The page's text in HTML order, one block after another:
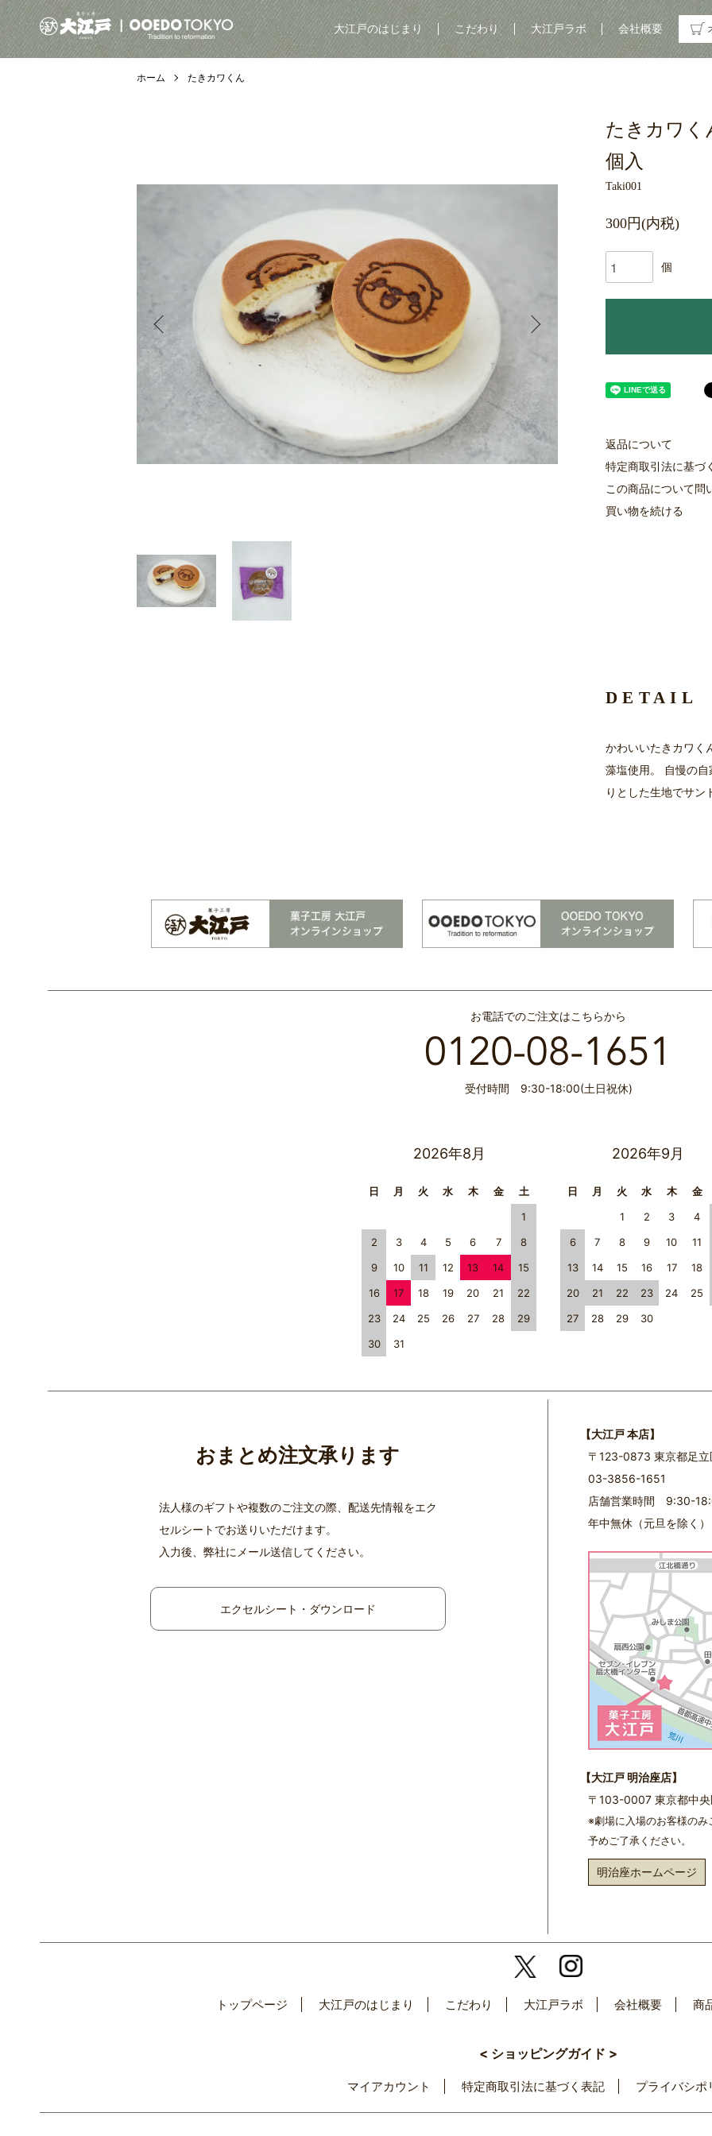
大江戸のはじまり こだわり 大江戸ラボ 会社概要
ホーム たきカワくん
たきカワ
個入
Taki001
300円(内税)
個
返品について
特定商取引法に基づ
この商品について問
買い物を続ける
DETAIL
かわいいたきカワく
藻塩使用。 自慢の
りとした生地でサン
お電話でのご注文はこちらから
受付時間 9:30-18:00(土日祝休)
2026年8月
日 月 火 水 木 金
土
1
2
3 4 5 6 7
8
9
10 11 12 13 14
15
16
17 18 19 20 21
22
23
24 25 26 27 28
29
30
31
2026年9月
日 月 火 水 木 金
1
2 3 4
6
7 8 9 10 11
13
14 15 16 17 18
20
21 22 23 24 25
27
28 29 30
おまとめ注文承ります
法人様のギフトや複数のご注文の際、配送先情報をエク
セルシートでお送りいただけます。
入力後、弊社にメール送信してください。
エクセルシート・ダウンロード
【大江戸 本店】
〒123-0873 東京都足
03-3856-1651
店舗営業時間 9:30-
年中無休（元旦を除く）
【大江戸 明治座店】
〒103-0007 東京都中央
※劇場に入場のお客様のみ
予めご了承ください。
明治座ホームページ
トップページ 大江戸のはじまり こだわり 大江戸ラボ 会社概要 商
< ショッピングガイド >
マイアカウント 特定商取引法に基づく表記 プライバシポ